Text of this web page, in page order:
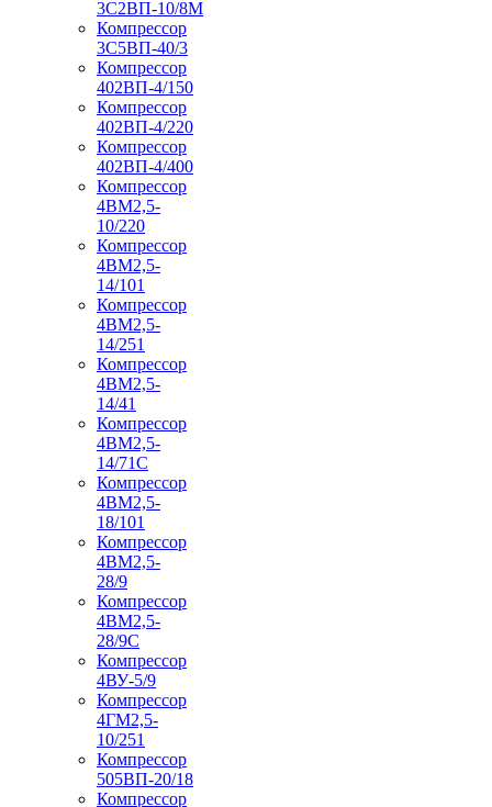
3С2ВП-10/8М
Компрессор
3С5ВП-40/3
Компрессор
402ВП-4/150
Компрессор
402ВП-4/220
Компрессор
402ВП-4/400
Компрессор
4ВМ2,5-
10/220
Компрессор
4ВМ2,5-
14/101
Компрессор
4ВМ2,5-
14/251
Компрессор
4ВМ2,5-
14/41
Компрессор
4ВМ2,5-
14/71C
Компрессор
4ВМ2,5-
18/101
Компрессор
4ВМ2,5-
28/9
Компрессор
4ВМ2,5-
28/9С
Компрессор
4ВУ-5/9
Компрессор
4ГМ2,5-
10/251
Компрессор
505ВП-20/18
Компрессор